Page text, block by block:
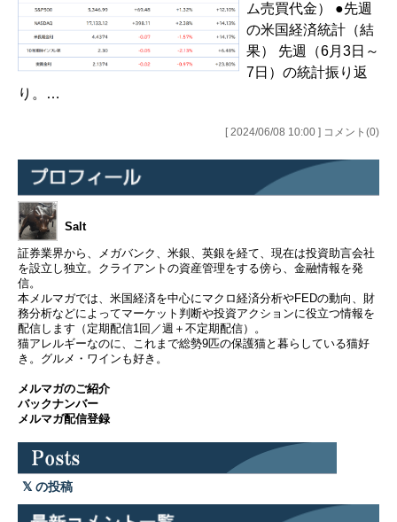
ム売買代金） ●先週
の米国経済統計（結
果） 先週（6月3日～
7日）の統計振り返
り。…
[ 2024/06/08 10:00 ] コメント(0)
Salt
証券業界から、メガバンク、米銀、英銀を経て、現在は投資助言会社
を設立し独立。クライアントの資産管理をする傍ら、金融情報を発
信。
本メルマガでは、米国経済を中心にマクロ経済分析やFEDの動向、財
務分析などによってマーケット判断や投資アクションに役立つ情報を
配信します（定期配信1回／週＋不定期配信）。
猫アレルギーなのに、これまで総勢9匹の保護猫と暮らしている猫好
き。グルメ・ワインも好き。
メルマガのご紹介
バックナンバー
メルマガ配信登録
の投稿